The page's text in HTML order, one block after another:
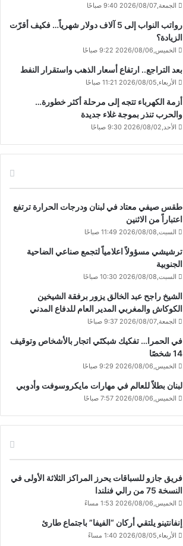
الجمعة,2026/08/07 9:40 صباحًا
رواتب النواب إلى 5 آلاف دولار شهرياً… فكيف أقرّت
الزيادة؟
الخميس,2026/08/06 9:22 صباحًا
بعد التراجع.. ارتفاع أسعار الذهب واستقرار النفط
الأربعاء,2026/08/05 11:21 صباحًا
أزمة الكهرباء تتجه إلى مرحلة أكثر خطورة…
والحرب تنذر بموجة غلاء جديدة
الأحد,2026/08/02 9:30 صباحًا
طقس صيفي معتاد في لبنان ودرجات الحرارة ترتفع
اعتباراً من الاثنين
السبت,2026/08/08 11:49 صباحًا
ترشيشي مسؤولاً اعلامياً لتجمع صناعي الضاحية
الجنوبية
السبت,2026/08/08 10:30 صباحًا
الشيخ راجح عبد الخالق يزور برفقة الشيخين
الكوكاش والمغربي المدير العام للدفاع المدني
الجمعة,2026/08/07 9:37 صباحًا
في الحمرا… تفكيك شبكتَي اتجار بالأشخاص وتوقيف
14 شخصًا
الخميس,2026/08/06 9:29 صباحًا
لبنان بطلاً للعالم في مهارات مايكروسوفت وأدوبي
الخميس,2026/08/06 7:57 صباحًا
فريق جازو للسباقات يحرز المراكز الثلاثة الأولى في
النسخة 75 من رالي فنلندا
الخميس,2026/08/06 1:53 مساءً
إنفانتينو يلتقي أركان “الفيفا” باجتماع طارئ
الأربعاء,2026/08/05 1:40 مساءً